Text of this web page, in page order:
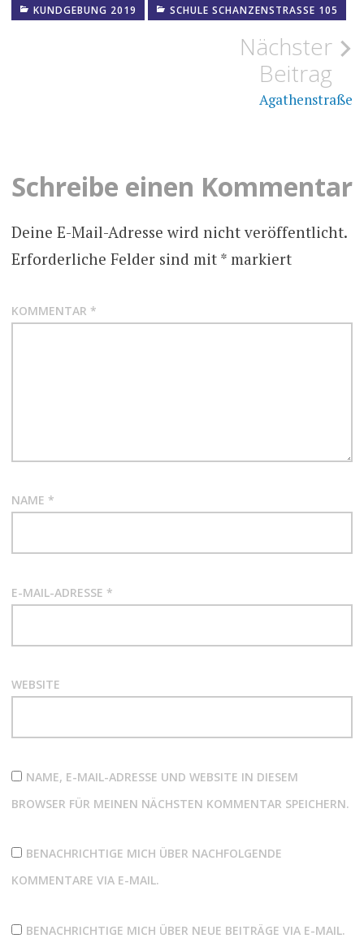
KUNDGEBUNG 2019 SCHULE SCHANZENSTRASSE 105
BeitragsnavigationNächster
Beitrag
Agathenstraße
Schreibe einen Kommentar
Deine E-Mail-Adresse wird nicht veröffentlicht.
Erforderliche Felder sind mit *markiert
KOMMENTAR *
NAME *
E-MAIL-ADRESSE *
WEBSITE
NAME, E-MAIL-ADRESSE UND WEBSITE IN DIESEM
BROWSER FÜR MEINEN NÄCHSTEN KOMMENTAR SPEICHERN.
BENACHRICHTIGE MICH ÜBER NACHFOLGENDE
KOMMENTARE VIA E-MAIL.
BENACHRICHTIGE MICH ÜBER NEUE BEITRÄGE VIA E-MAIL.